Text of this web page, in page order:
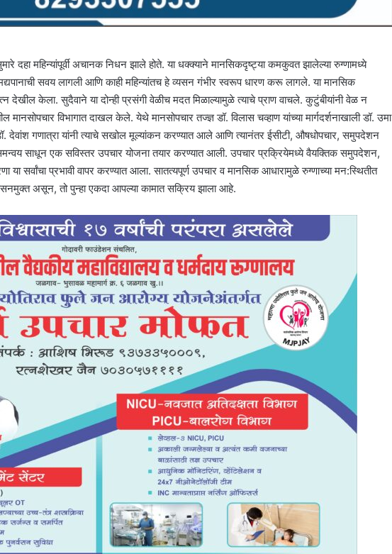
दहा महिन्यांपूर्वी अचानक निधन झाले होते. या धक्क्याने मानसिकदृष्ट्या कमकुवत झालेल्या रुग्णामध्ये
मद्यपानाची सवय लागली आणि काही महिन्यांतच हे व्यसन गंभीर स्वरूप धारण करू लागले. या मानसिक
देखील केला. सुदैवाने या दोन्ही प्रसंगी वेळीच मदत मिळाल्यामुळे त्याचे प्राण वाचले. कुटुंबीयांनी वेळ न
मानसोपचार विभागात दाखल केले. येथे मानसोपचार तज्ज्ञ डॉ. विलास चव्हाण यांच्या मार्गदर्शनाखाली डॉ. उमा
देवांश गणात्रा यांनी त्याचे सखोल मूल्यांकन करण्यात आले आणि त्यानंतर ईसीटी, औषधोपचार, समुपदेशन
साधून एक सविस्तर उपचार योजना तयार करण्यात आली. उपचार प्रक्रियेमध्ये वैयक्तिक समुपदेशन,
या सर्वांचा प्रभावी वापर करण्यात आला. सातत्यपूर्ण उपचार व मानसिक आधारामुळे रुग्णाच्या मन:स्थितीत
असून, तो पुन्हा एकदा आपल्या कामात सक्रिय झाला आहे.